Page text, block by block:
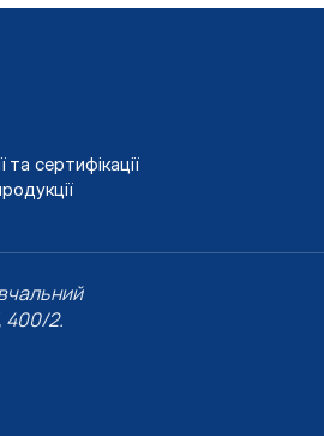
сертифікації
400/2.